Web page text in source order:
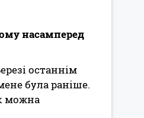
насамперед
останнім
була раніше.
можна